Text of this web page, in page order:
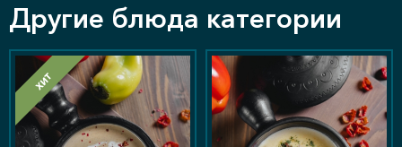
Другие блюда категории
ХИТ